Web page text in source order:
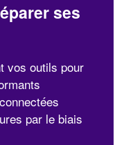
ses
vos outils pour
par le biais